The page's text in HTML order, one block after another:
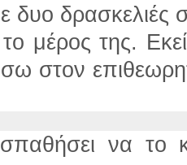
δυο δρασκελιές
μέρος της.
στον
να το